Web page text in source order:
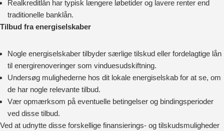
Realkreditlån har typisk længere løbetider og lavere renter end
traditionelle banklån.
Tilbud fra energiselskaber
Nogle energiselskaber tilbyder særlige tilskud eller fordelagtige lån
til energirenoveringer som vinduesudskiftning.
Undersøg mulighederne hos dit lokale energiselskab for at se, om
de har nogle relevante tilbud.
Vær opmærksom på eventuelle betingelser og bindingsperioder
ved disse tilbud.
Ved at udnytte disse forskellige finansierings- og tilskudsmuligheder